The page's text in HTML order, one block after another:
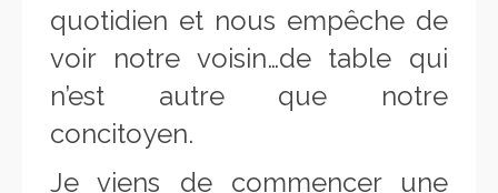
quotidien et nous empêche de
voir notre voisin…de table qui
n’est autre que notre
concitoyen.
Je viens de commencer une